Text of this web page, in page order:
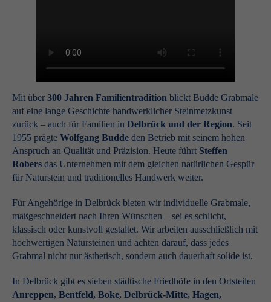
Mit über 300 Jahren Familientradition blickt Budde Grabmale
auf eine lange Geschichte handwerklicher Steinmetzkunst
zurück – auch für Familien in Delbrück und der Region. Seit
1955 prägte Wolfgang Budde den Betrieb mit seinem hohen
Anspruch an Qualität und Präzision. Heute führt Steffen
Robers das Unternehmen mit dem gleichen natürlichen Gespür
für Naturstein und traditionelles Handwerk weiter.
Für Angehörige in Delbrück bieten wir individuelle Grabmale,
maßgeschneidert nach Ihren Wünschen – sei es schlicht,
klassisch oder kunstvoll gestaltet. Wir arbeiten ausschließlich mit
hochwertigen Natursteinen und achten darauf, dass jedes
Grabmal nicht nur ästhetisch, sondern auch dauerhaft solide ist.
In Delbrück gibt es sieben städtische Friedhöfe in den Ortsteilen
Anreppen, Bentfeld, Boke, Delbrück-Mitte, Hagen,